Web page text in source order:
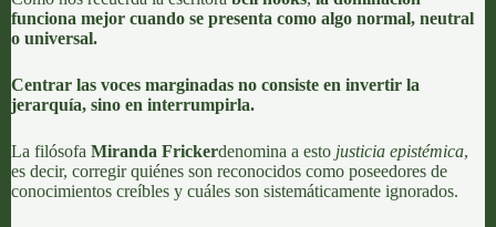
funciona mejor cuando se presenta como algo normal, neutral
o universal.
Centrar las voces marginadas no consiste en invertir la
jerarquía, sino en interrumpirla.
La filósofa Miranda Frickerdenomina a esto justicia epistémica,
es decir, corregir quiénes son reconocidos como poseedores de
conocimientos creíbles y cuáles son sistemáticamente ignorados.